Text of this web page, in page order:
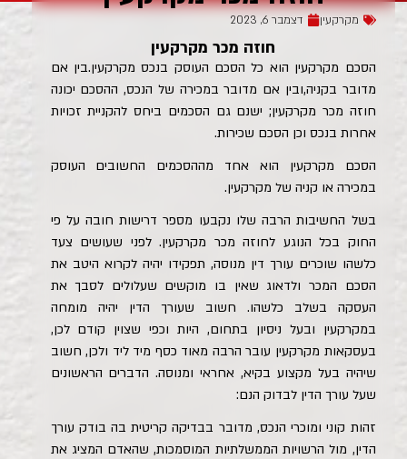
מקרקעין דצמבר 6, 2023
חוזה מכר מקרקעין
הסכם מקרקעין הוא כל הסכם העוסק בנכס מקרקעין.בין אם
מדובר בקניה,ובין אם מדובר במכירה של הנכס, ההסכם יכונה
חוזה מכר מקרקעין; ישנם גם הסכמים ביחס להקניית זכויות
אחרות בנכס וכן הסכם שכירות.
הסכם מקרקעין הוא אחד מההסכמים החשובים העוסק
במכירה או קניה של מקרקעין.
בשל החשיבות הרבה שלו נקבעו מספר דרישות חובה על פי
החוק בכל הנוגע לחוזה מכר מקרקעין. לפני שעושים צעד
כלשהו שוכרים עורך דין מנוסה, תפקידו יהיה לקרוא היטב את
הסכם המכר ולדאוג שאין בו מוקשים שעלולים לסבך את
העסקה בשלב כלשהו. חשוב שעורך הדין יהיה מומחה
במקרקעין ובעל ניסיון בתחום, היות וכפי שצוין קודם לכן,
בעסקאות מקרקעין עובר הרבה מאוד כסף מיד ליד ולכן, חשוב
שיהיה בעל מקצוע בקיא, אחראי ומנוסה. הדברים הראשונים
שעל עורך הדין לבדוק הנם:
זהות קוני ומוכרי הנכס, מדובר בבדיקה קריטית בה בודק עורך
הדין, מול הרשויות הממשלתיות המוסמכות, שהאדם המציג את